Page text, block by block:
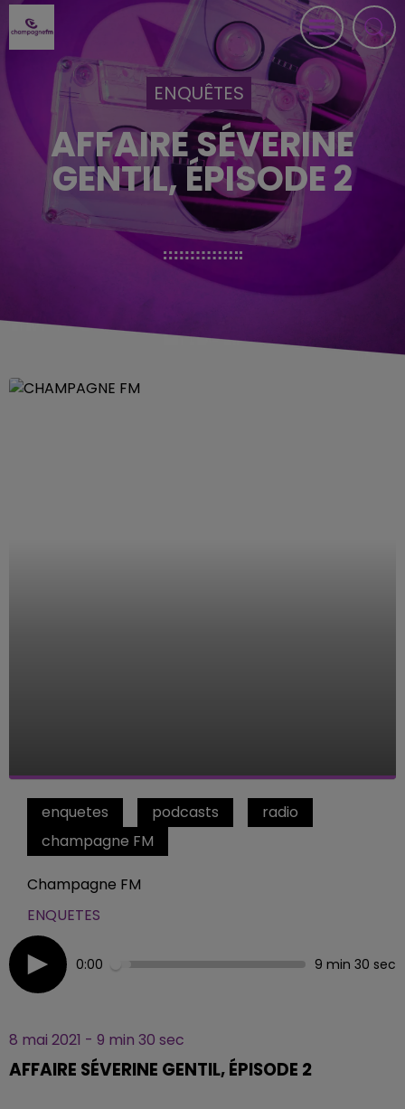
ENQUÊTES
AFFAIRE SÉVERINE
GENTIL, ÉPISODE 2
enquetes podcasts
radio
champagne FM
Champagne FM
ENQUETES
0:00 9 min 30 sec
8 mai 2021 - 9 min 30 sec
AFFAIRE SÉVERINE GENTIL, ÉPISODE 2